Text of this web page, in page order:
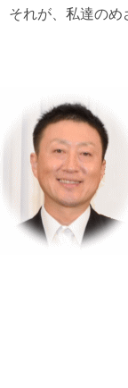
それが、私達のめ